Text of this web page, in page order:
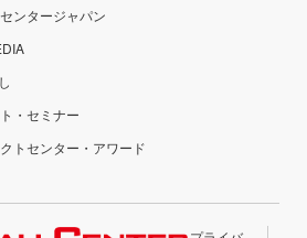
ンタージャパン
・セミナー
トセンター・アワード